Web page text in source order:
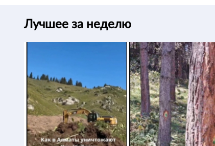
Лучшее за неделю